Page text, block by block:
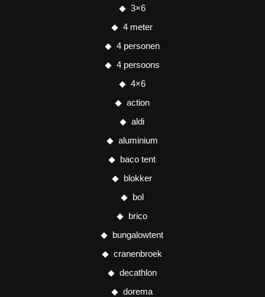
3×6
4 meter
4 personen
4 persoons
4×6
action
aldi
aluminium
baco tent
blokker
bol
brico
bungalowtent
cranenbroek
decathlon
dorema